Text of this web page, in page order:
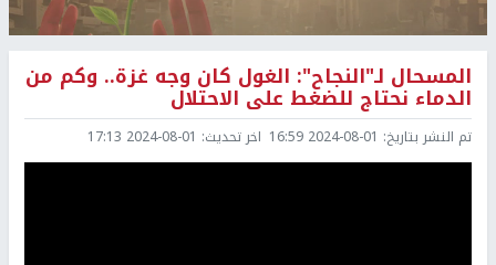
المسحال لـ"النجاح": الغول كان وجه غزة.. وكم من
الدماء نحتاج للضغط على الاحتلال
تم النشر بتاريخ: 2024-08-01 16:59 اخر تحديث: 2024-08-01 17:13